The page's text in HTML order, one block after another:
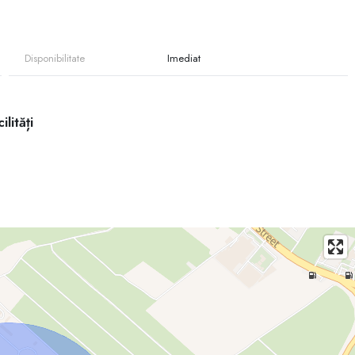
Disponibilitate Imediat